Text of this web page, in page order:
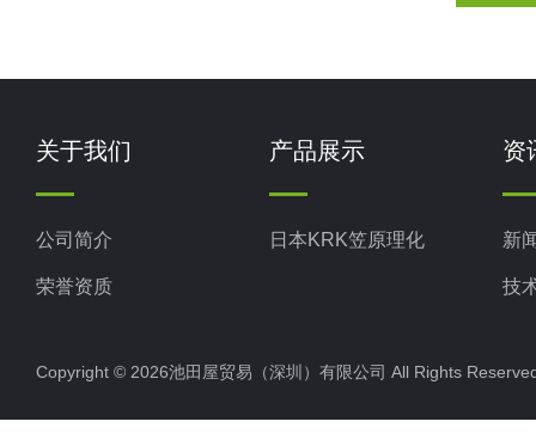
关于我们
公司简介
荣誉资质
产品展示
日本KRK笠原理化
资
新
技
Copyright © 2026池田屋贸易（深圳）有限公司 All Rights